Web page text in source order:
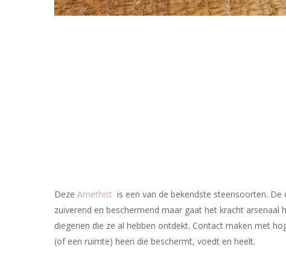
Deze Amethist is een van de bekendste steensoorten.
zuiverend en beschermend maar gaat het kracht
diegenen die ze al hebben ontdekt. Contact maken met
(of een ruimte) heen die beschermt, voedt en heelt.